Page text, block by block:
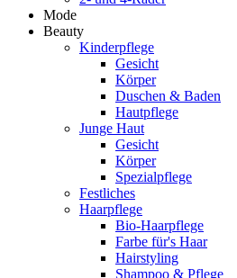
Mode
Beauty
Kinderpflege
Gesicht
Körper
Duschen & Baden
Hautpflege
Junge Haut
Gesicht
Körper
Spezialpflege
Festliches
Haarpflege
Bio-Haarpflege
Farbe für's Haar
Hairstyling
Shampoo & Pflege